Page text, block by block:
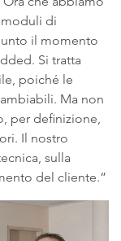
di
il momento
Si tratta
poiché le
Ma non
per definizione,
Il nostro
sulla
del cliente.”